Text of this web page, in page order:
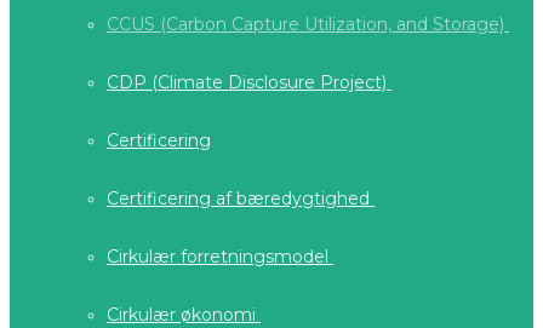
CCUS (Carbon Capture Utilization, and Storage)
CDP (Climate Disclosure Project)
Certificering
Certificering af bæredygtighed
Cirkulær forretningsmodel
Cirkulær økonomi